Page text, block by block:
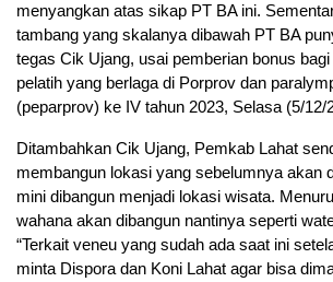
menyangkan atas sikap PT BA ini.
tambang yang skalanya dibawah PT BA
tegas Cik Ujang, usai pemberian bonus
pelatih yang berlaga di Porprov dan
(peparprov) ke IV tahun 2023, Selasa (5/12/
Ditambahkan Cik Ujang, Pemkab Lahat
membangun lokasi yang sebelumnya akan
mini dibangun menjadi lokasi wisata.
wahana akan dibangun nantinya seperti
“Terkait veneu yang sudah ada saat ini
minta Dispora dan Koni Lahat agar bisa